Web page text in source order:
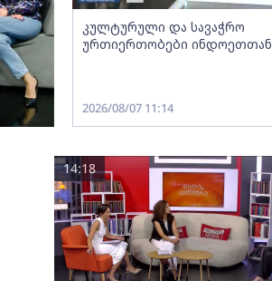
კულტურული და სავაჭრო
ურთიერთობები ინდოეთთან
2026/08/07 11:14
14:18